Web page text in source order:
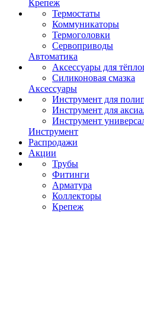
Крепеж
Термостаты
Коммуникаторы
Термоголовки
Сервоприводы
Автоматика
Аксессуары для
Силиконовая смазка
Аксессуары
Инструмент для
Инструмент для
Инструмент
Инструмент
Распродажи
Акции
Трубы
Фитинги
Арматура
Коллекторы
Крепеж